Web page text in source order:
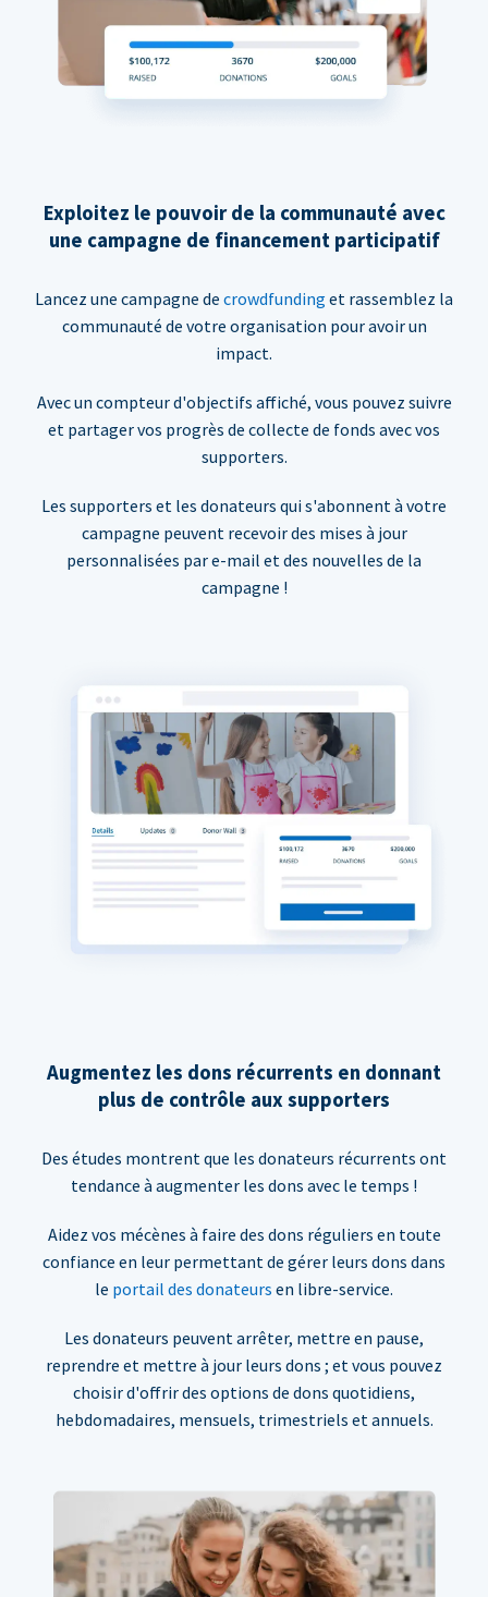
Exploitez le pouvoir de la communauté avec
une campagne de financement participatif
Lancez une campagne de crowdfunding et rassemblez la
communauté de votre organisation pour avoir un
impact.
Avec un compteur d'objectifs affiché, vous pouvez suivre
et partager vos progrès de collecte de fonds avec vos
supporters.
Les supporters et les donateurs qui s'abonnent à votre
campagne peuvent recevoir des mises à jour
personnalisées par e-mail et des nouvelles de la
campagne !
Augmentez les dons récurrents en donnant
plus de contrôle aux supporters
Des études montrent que les donateurs récurrents ont
tendance à augmenter les dons avec le temps !
Aidez vos mécènes à faire des dons réguliers en toute
confiance en leur permettant de gérer leurs dons dans
le portail des donateurs en libre-service.
Les donateurs peuvent arrêter, mettre en pause,
reprendre et mettre à jour leurs dons ; et vous pouvez
choisir d'offrir des options de dons quotidiens,
hebdomadaires, mensuels, trimestriels et annuels.